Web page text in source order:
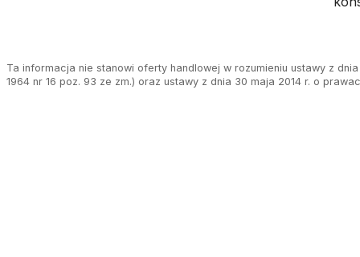
Ta informacja nie stanowi oferty handlowej w rozumieniu ustawy z
1964 nr 16 poz. 93 ze zm.) oraz ustawy z dnia 30 maja 2014 r. o